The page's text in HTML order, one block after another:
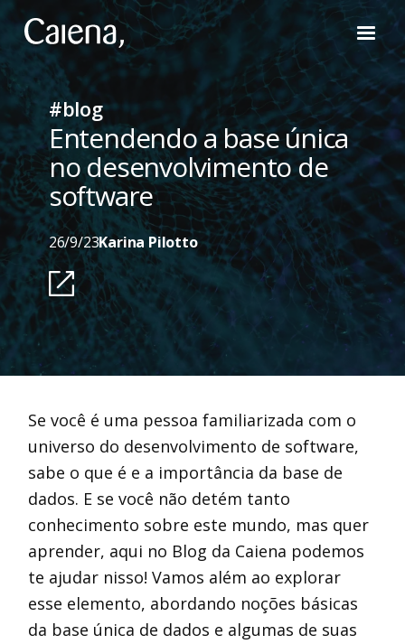
#blog
Entendendo a base única
no desenvolvimento de
software
26/9/23Karina Pilotto
Se você é uma pessoa familiarizada com o
universo do desenvolvimento de software,
sabe o que é e a importância da base de
dados. E se você não detém tanto
conhecimento sobre este mundo, mas quer
aprender, aqui no Blog da Caiena podemos
te ajudar nisso! Vamos além ao explorar
esse elemento, abordando noções básicas
da base única de dados e algumas de suas